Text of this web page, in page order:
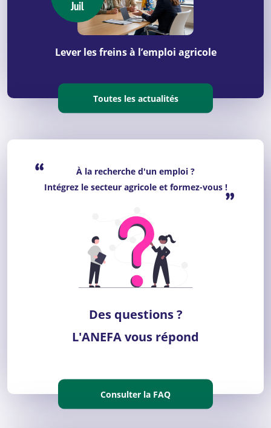
Juil
Lever les freins à l’emploi agricole
Toutes les actualités
“
À la recherche d'un emploi ?
Intégrez le secteur agricole et formez-vous !”
Des questions ?
L'ANEFA vous répond
Consulter la FAQ